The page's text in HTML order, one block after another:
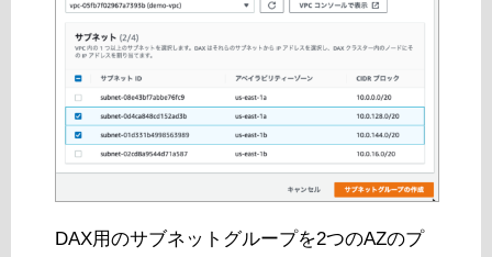
DAX用のサブネットグループを2つのAZのプ